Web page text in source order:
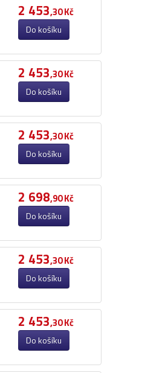
2 453,30 Kč
Do košíku
2 453,30 Kč
Do košíku
2 453,30 Kč
Do košíku
2 698,90 Kč
Do košíku
2 453,30 Kč
Do košíku
2 453,30 Kč
Do košíku